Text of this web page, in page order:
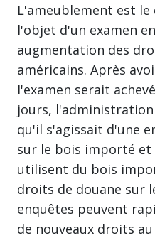
L'ameublement est
l'objet d'un examen
augmentation des
américains. Après
l'examen serait
jours,
qu'il s'agissait d'une
sur le bois importé
utilisent du bois
droits de douane sur
enquêtes peuvent
de nouveaux droits